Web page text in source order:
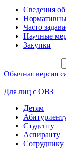
Сведения об
Часто
Научные
Закупки
Обычная версия
Для лиц с ОВЗ
Детям
Студенту
Аспиранту
Сотруднику